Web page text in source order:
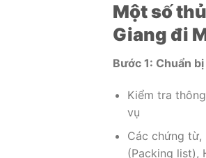
Một số
Giang đi
Bước 1: Chuẩn
Kiểm tra
vụ
Các chứng từ,
(Packing list),